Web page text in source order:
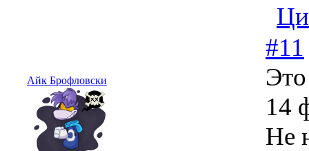
Айк Брофловски
#11
14
Не